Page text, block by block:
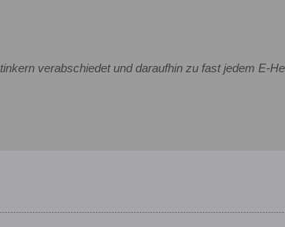
verabschiedet und daraufhin zu fast jedem E-